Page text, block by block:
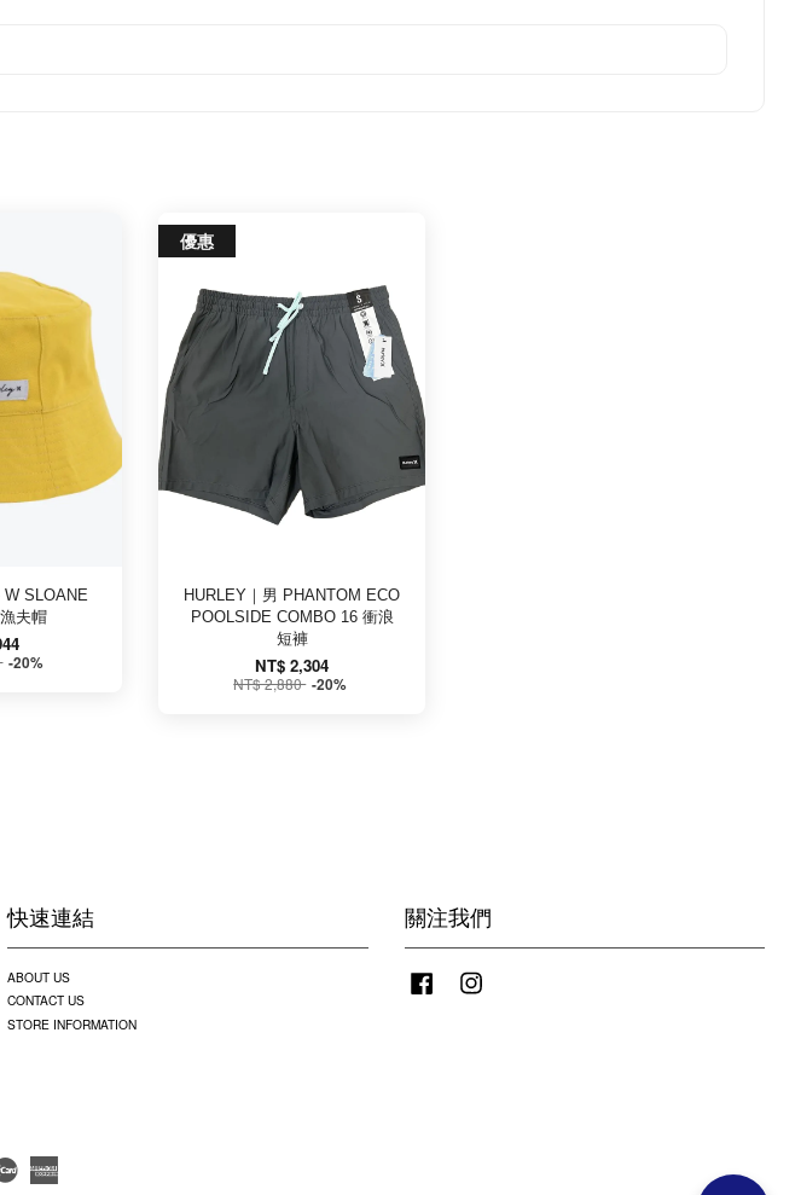
W SLOANE
夫帽
-20%
優惠
HURLEY｜男 PHANTOM ECO
POOLSIDE COMBO 16 衝浪
短褲
NT$ 2,304
NT$ 2,880 -20%
快速連結
ABOUT US
CONTACT US
STORE INFORMATION
關注我們
Facebook
Master